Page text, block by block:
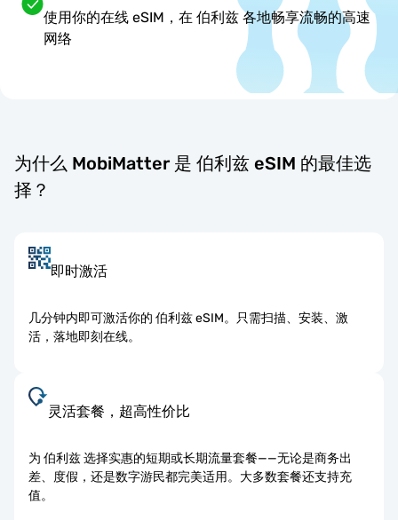
使用你的在线 eSIM，在 伯利兹 各地畅享流畅的高速
网络
为什么 MobiMatter 是 伯利兹 eSIM 的最佳选
择？
即时激活
几分钟内即可激活你的 伯利兹 eSIM。只需扫描、安装、激
活，落地即刻在线。
灵活套餐，超高性价比
为 伯利兹 选择实惠的短期或长期流量套餐——无论是商务出
差、度假，还是数字游民都完美适用。大多数套餐还支持充
值。